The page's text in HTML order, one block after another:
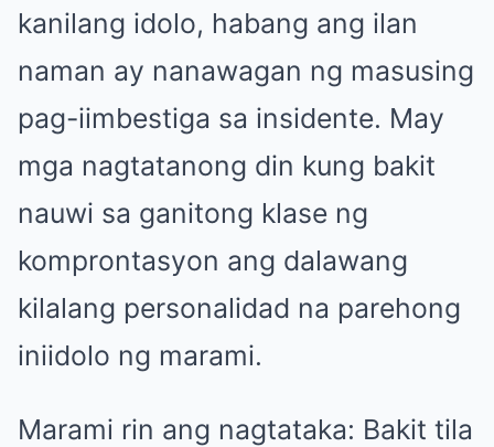
kanilang idolo, habang ang ilan
naman ay nanawagan ng masusing
pag-iimbestiga sa insidente. May
mga nagtatanong din kung bakit
nauwi sa ganitong klase ng
komprontasyon ang dalawang
kilalang personalidad na parehong
iniidolo ng marami.
Marami rin ang nagtataka: Bakit tila